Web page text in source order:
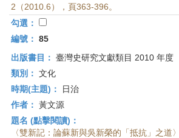
2（2010.6），頁363-396。
勾選：
編號： 85
出版書目： 臺灣史研究文獻類目 2010 年度
類別： 文化
時期(主題)：
日治
作者： 黃文源
題名 (點擊閱讀)：
〈雙新記：論蘇新與吳新榮的「抵抗」之道